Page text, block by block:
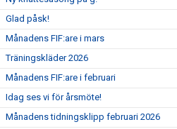
Glad påsk!
Månadens FIF:are i mars
Träningskläder 2026
Månadens FIF:are i februari
Idag ses vi för årsmöte!
Månadens tidningsklipp februari 2026